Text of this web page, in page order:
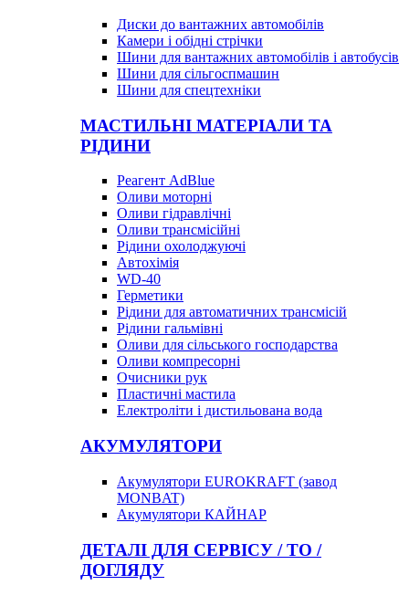
Диски до вантажних автомобілів
Камери і обідні стрічки
Шини для вантажних автомобілів і автобусів
Шини для сільгоспмашин
Шини для спецтехніки
МАСТИЛЬНІ МАТЕРІАЛИ ТА
РІДИНИ
Реагент AdBlue
Оливи моторні
Оливи гідравлічні
Оливи трансмісійні
Рідини охолоджуючі
Автохімія
WD-40
Герметики
Рідини для автоматичних трансмісій
Рідини гальмівні
Оливи для сільського господарства
Оливи компресорні
Очисники рук
Пластичні мастила
Електроліти і дистильована вода
АКУМУЛЯТОРИ
Акумулятори EUROKRAFT (завод
MONBAT)
Акумулятори КАЙНАР
ДЕТАЛІ ДЛЯ СЕРВІСУ / ТО /
ДОГЛЯДУ